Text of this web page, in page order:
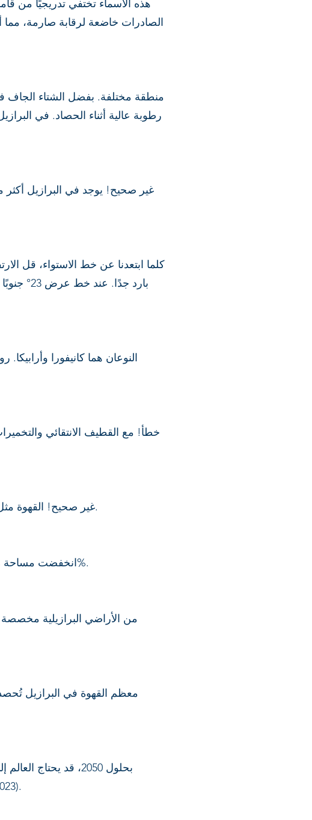
الصادرات خاضعة لرقابة صارمة،
رطوبة عالية أثناء الحصاد. في
النوعان هما كانيفورا
خطأ! مع القطيف الانتقائي
غير صحيح! القهوة مثل النبيذ، كل دولة يمكنها إنتاج قهوة عالية الجودة. البرازيل لديها قهوة بدرجات 92-94 نقطة.
بفضل الأبحاث (مثل إمبرابا وIAC)، انخفضت مساحة زراعة القهوة 55.1% بينما زادت الإنتاجية أكثر من 400%.
(2023). يجب تشجيع المزارعين على الاستثمار في القهوة المتخصصة لمواكبة الطلب المتزايد.